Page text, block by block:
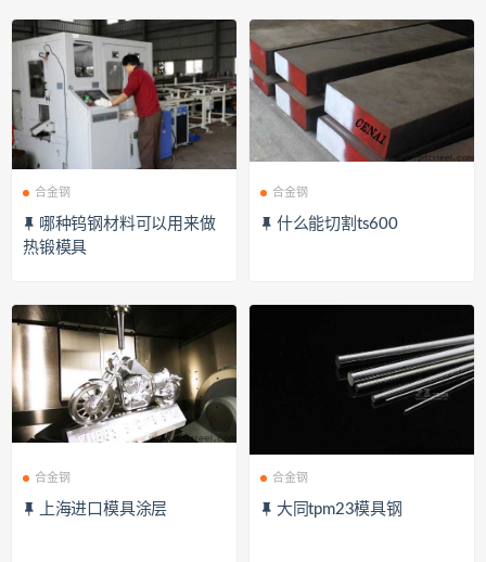
合金钢
哪种钨钢材料可以用来做
热锻模具
合金钢
什么能切割ts600
合金钢
上海进口模具涂层
合金钢
大同tpm23模具钢